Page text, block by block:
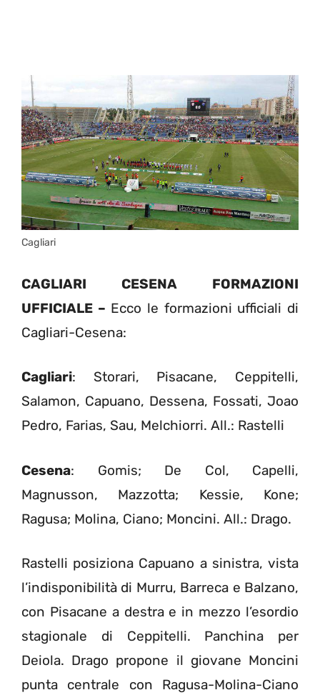
Cagliari
CAGLIARI CESENA FORMAZIONI
UFFICIALE – Ecco le formazioni ufficiali di
Cagliari-Cesena:
Cagliari: Storari, Pisacane, Ceppitelli,
Salamon, Capuano, Dessena, Fossati, Joao
Pedro, Farias, Sau, Melchiorri. All.: Rastelli
Cesena: Gomis; De Col, Capelli,
Magnusson, Mazzotta; Kessie, Kone;
Ragusa; Molina, Ciano; Moncini. All.: Drago.
Rastelli posiziona Capuano a sinistra, vista
l’indisponibilità di Murru, Barreca e Balzano,
con Pisacane a destra e in mezzo l’esordio
stagionale di Ceppitelli. Panchina per
Deiola. Drago propone il giovane Moncini
punta centrale con Ragusa-Molina-Ciano